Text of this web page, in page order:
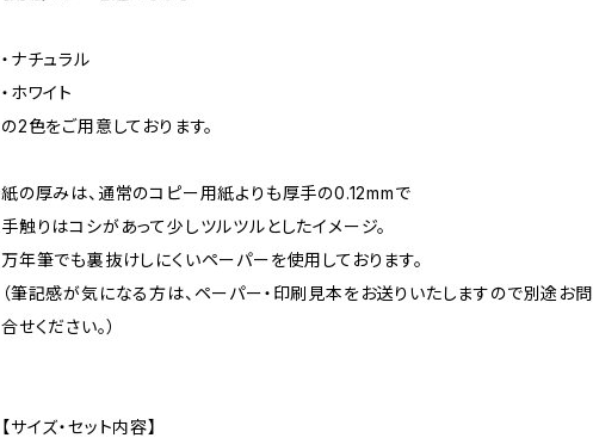
・ナチュラル
・ホワイト
の2色をご用意しております。
紙の厚みは、通常のコピー用紙よりも厚手の0.12mmで
手触りはコシがあって少しツルツルとしたイメージ。
万年筆でも裏抜けしにくいペーパーを使用しております。
（筆記感が気になる方は、ペーパー・印刷見本をお送りいたしますので別途お問
合せください。）
【サイズ・セット内容】